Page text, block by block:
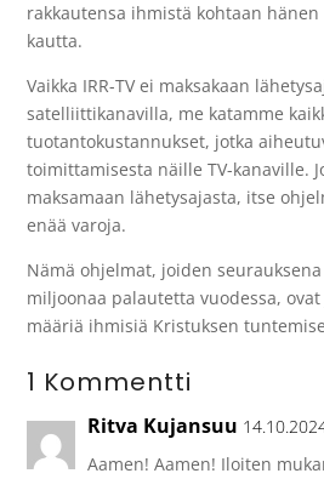
rakkautensa ihmistä kohtaan hänen
kautta.
Vaikka IRR-TV ei maksakaan
satelliittikanavilla, me katamme
tuotantokustannukset, jotka
toimittamisesta näille TV-kanaville.
maksamaan lähetysajasta, itse
enää varoja.
Nämä ohjelmat, joiden
miljoonaa palautetta vuodessa,
määriä ihmisiä Kristuksen
1 Kommentti
Ritva Kujansuu
Aamen! Aamen! Iloiten